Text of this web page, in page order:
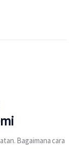
Bagaimana cara